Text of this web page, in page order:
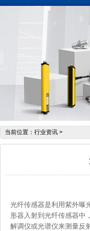
当前位置： 行业资讯 >
光纤传感器是利用紫外曝
形器入射到光纤传感器中
解调仪或光谱仪来测量反